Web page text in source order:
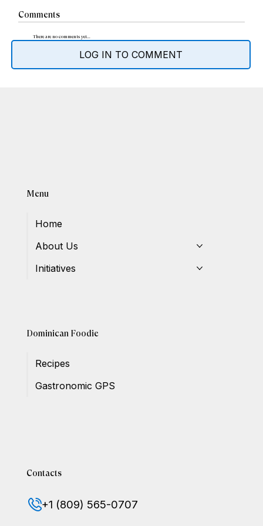
Comments
There are no comments yet...
LOG IN TO COMMENT
Menu
Home
About Us
Initiatives
Dominican Foodie
Recipes
Gastronomic GPS
Contacts
+1 (809) 565-0707